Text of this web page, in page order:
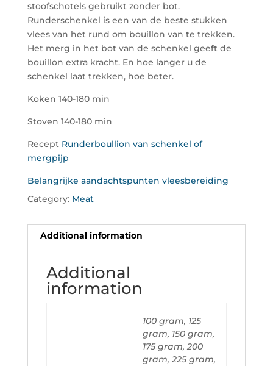
stoofschotels gebruikt zonder bot.
Runderschenkel is een van de beste stukken
vlees van het rund om bouillon van te trekken.
Het merg in het bot van de schenkel geeft de
bouillon extra kracht. En hoe langer u de
schenkel laat trekken, hoe beter.
Koken 140-180 min
Stoven 140-180 min
Recept Runderboullion van schenkel of
mergpijp
Belangrijke aandachtspunten vleesbereiding
Category: Meat
Additional information
Additional
information
100 gram, 125
gram, 150 gram,
175 gram, 200
gram, 225 gram,